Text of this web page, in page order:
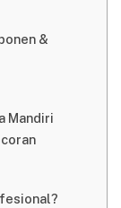
&
Mandiri